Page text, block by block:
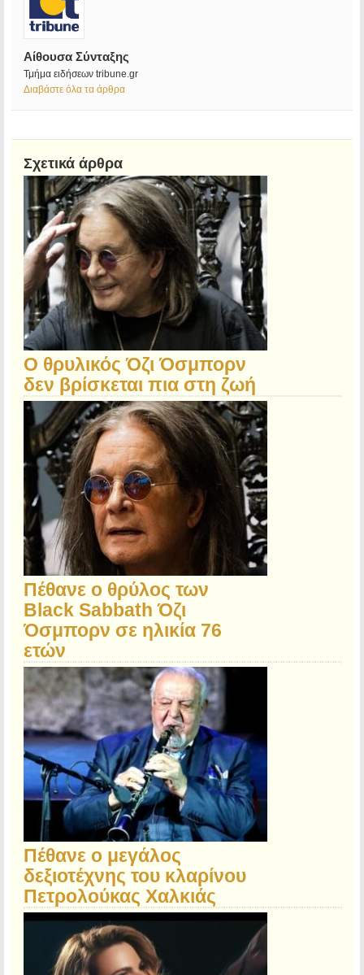
Αίθουσα Σύνταξης
Τμήμα ειδήσεων tribune.gr
Διαβάστε όλα τα άρθρα
Σχετικά άρθρα
Ο θρυλικός Όζι Όσμπορν
δεν βρίσκεται πια στη ζωή
Πέθανε ο θρύλος των
Black Sabbath Όζι
Όσμπορν σε ηλικία 76
ετών
Πέθανε ο μεγάλος
δεξιοτέχνης του κλαρίνου
Πετρολούκας Χαλκιάς